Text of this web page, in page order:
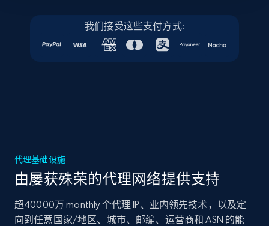
我们接受这些支付方式:
代理基础设施
由屡获殊荣的代理网络提供支持
超40000万 monthly 个代理 IP、业内领先技术，以及定
向到任意国家/地区、城市、邮编、运营商和 ASN 的能